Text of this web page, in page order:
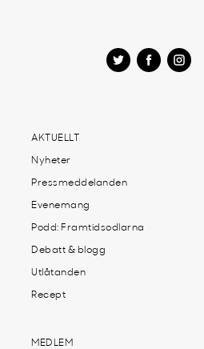
AKTUELLT
Nyheter
Pressmeddelanden
Evenemang
Podd: Framtidsodlarna
Debatt & blogg
Utlåtanden
Recept
MEDLEM